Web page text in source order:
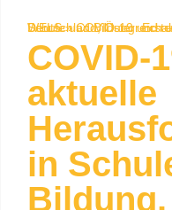
WELS»
COVID-19 und aktuelle Herausforderungen in Schule und Bildung. Erste Befunde des
COVID-
aktuelle
in